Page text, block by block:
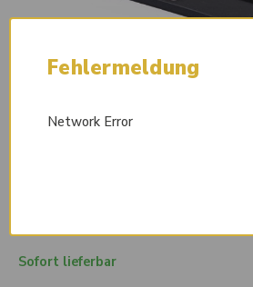
Sofort lieferbar
Fehlermeldung
Network Error